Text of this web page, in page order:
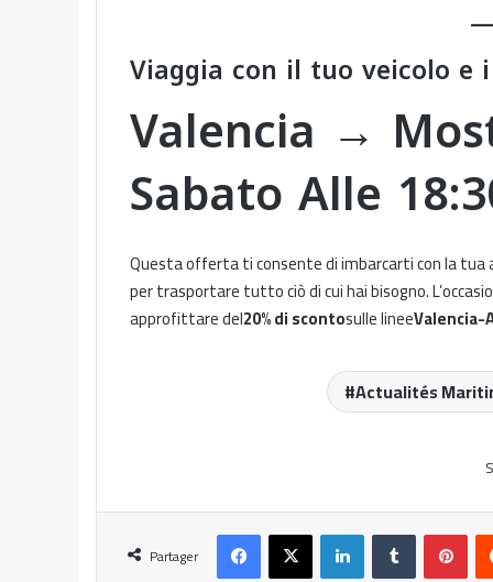
Viaggia con il tuo veicolo e
Valencia →
Sabato Alle
Questa offerta ti consente di imbarcarti con la tua
per trasportare tutto ciò di cui hai bisogno.
approfittare del20% di scontosulle lineeValencia-
Actualités
Partager